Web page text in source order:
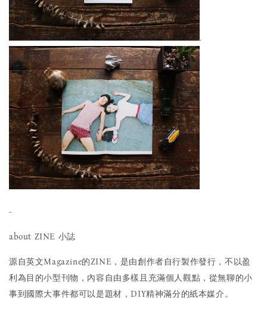
.
-
about ZINE 小誌
源自英文Magazine的ZINE，是由創作者自行製作發行，不以盈
利為目的小型刊物，內容自由多樣且充滿個人觀點，從無聊的小
事到國際大事件都可以是題材，DIY精神滿分的紙本媒介。